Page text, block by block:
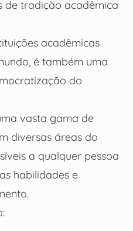
de tradição acadêmica
acadêmicas
é também uma
do
vasta gama de
diversas áreas do
a qualquer pessoa
habilidades e